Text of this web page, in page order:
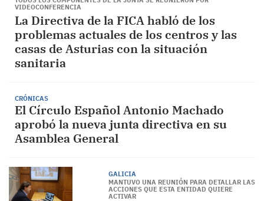
VIDEOCONFERENCIA
La Directiva de la FICA habló de los
problemas actuales de los centros y las
casas de Asturias con la situación
sanitaria
CRÓNICAS
El Círculo Español Antonio Machado
aprobó la nueva junta directiva en su
Asamblea General
GALICIA
MANTUVO UNA REUNIÓN PARA DETALLAR LAS
ACCIONES QUE ESTA ENTIDAD QUIERE
ACTIVAR